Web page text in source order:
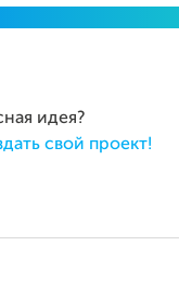
идея?
свой проект!